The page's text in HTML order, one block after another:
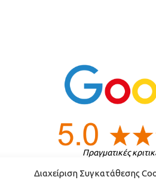
Διαχείριση Συγκατάθεσης
Πραγματικές